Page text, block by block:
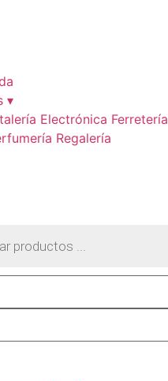
▾
Electrónica Ferretería
Regalería